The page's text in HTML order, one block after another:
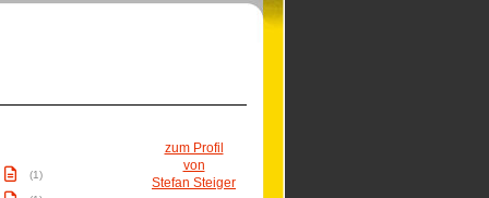
zum Profil
von
Stefan Steiger
(1)